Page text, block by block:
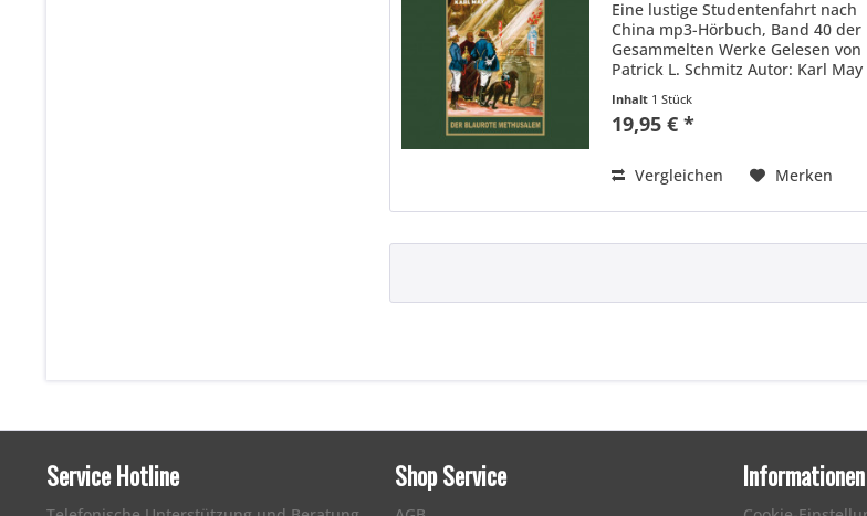
Eine lustige Studentenfahrt nach
China mp3-Hörbuch, Band 40 der
Gesammelten Werke Gelesen von
Patrick L. Schmitz Autor: Karl May
Beschreibung: Der ewige Student
Fritz Degenfeld, genannt der
Inhalt 1 Stück
19,95 € *
Vergleichen Merken
Service Hotline Shop Service Informationen